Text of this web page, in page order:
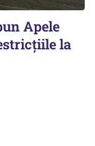
Apele
la